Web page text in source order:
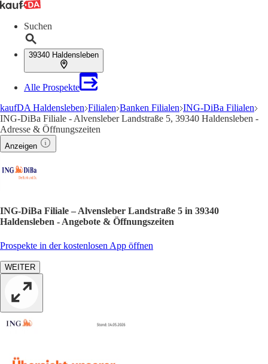
Suchen
39340 Haldensleben
Alle Prospekte
kaufDA Haldensleben Filialen Banken Filialen ING-DiBa Filialen
ING-DiBa Filiale - Alvensleber Landstraße 5, 39340 Haldensleben -
Adresse & Öffnungszeiten
Anzeigen
ING-DiBa Filiale – Alvensleber Landstraße 5 in 39340
Haldensleben - Angebote & Öffnungszeiten
Prospekte in der kostenlosen App öffnen
WEITER